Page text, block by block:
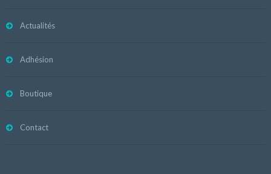
Actualités
Adhésion
Boutique
Contact